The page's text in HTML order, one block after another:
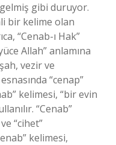
gibi duruyor.
bir kelime olan
“Cenab-ı Hak”
Allah” anlamına
vezir ve
“cenap”
kelimesi, “bir evin
“Cenab”
“cihet”
kelimesi,